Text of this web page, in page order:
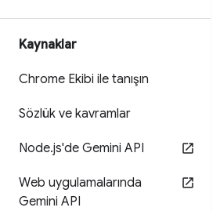
Kaynaklar
Chrome Ekibi ile tanışın
Sözlük ve kavramlar
Node.js'de Gemini API
Web uygulamalarında
Gemini API